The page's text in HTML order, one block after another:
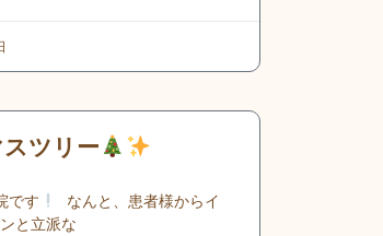
ツリー
です
なんと、患者様からイ
と立派な